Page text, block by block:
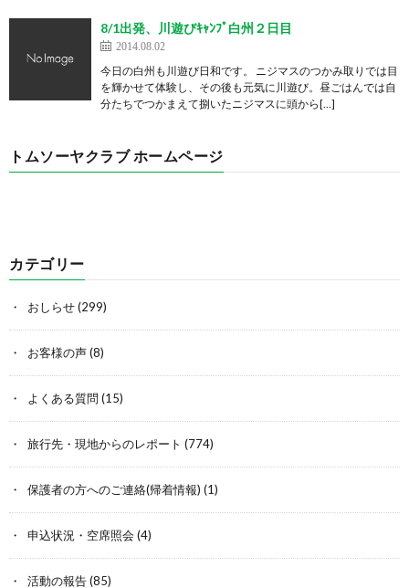
8/1出発、川遊びｷｬﾝﾌﾟ白州２日目
2014.08.02
今日の白州も川遊び日和です。 ニジマスのつかみ取りでは目
を輝かせて体験し、その後も元気に川遊び。昼ごはんでは自
分たちでつかまえて捌いたニジマスに頭から[…]
トムソーヤクラブ ホームページ
カテゴリー
おしらせ(299)
お客様の声(8)
よくある質問 (15)
旅行先・現地からのレポート (774)
保護者の方へのご連絡(帰着情報) (1)
申込状況・空席照会 (4)
活動の報告(85)